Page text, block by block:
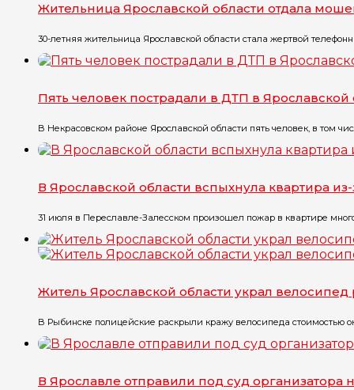
Жительница Ярославской области отдала
30-летняя жительница Ярославской области стала жертвой
Пять человек пострадали в ДТП в Ярославской
В Некрасовском районе Ярославской области пять человек, в том
В Ярославской области вспыхнула квартира
31 июля в Переславле-Залесском произошел пожар в квартире
Житель Ярославской области украл
В Рыбинске полицейские раскрыли кражу велосипеда стоимостью
В Ярославле отправили под суд организатора